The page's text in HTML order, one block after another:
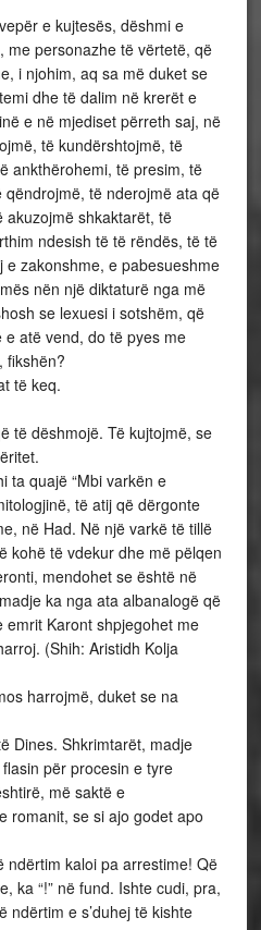
e kujtesës, dëshmi e
me personazhe të vërtetë, që
i njohim, aq sa më duket se
dhe të dalim në krerët e
e në mjediset përreth saj, në
të kundërshtojmë, të
ankthërohemi, të presim, të
të nderojmë ata që
akuzojmë shkaktarët, të
ndesish të të rëndës, të të
zakonshme, e pabesueshme
nën një diktaturë nga më
se lexuesi i sotshëm, që
atë vend, do të pyes me
fikshën?
të keq.
të dëshmojë. Të kujtojmë, se
ta quajë “Mbi varkën e
të atij që dërgonte
në Had. Në një varkë të tillë
kohë të vdekur dhe më pëlqen
mendohet se është në
ka nga ata albanalogë që
Karont shpjegohet me
(Shih: Aristidh Kolja
harrojmë, duket se na
Dines. Shkrimtarët, madje
për procesin e tyre
më saktë e
romanit, se si ajo godet apo
ndërtim kaloi pa arrestime! Që
ka “!” në fund. Ishte cudi, pra,
ndërtim e s’duhej të kishte